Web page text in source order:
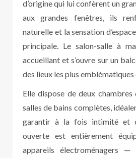
d’origine qui lui confèrent un
aux grandes fenêtres, ils
naturelle et la sensation
principale. Le salon-salle à
accueillant et s’ouvre sur un
des lieux les plus emblématiques
Elle dispose de deux
salles de bains complètes,
garantir à la fois intimité et
ouverte est entièrement
appareils électroménagers —